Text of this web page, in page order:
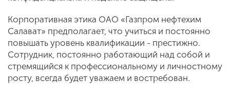
Корпоративная этика ОАО «Газпром нефтехим
Салават» предполагает, что учиться и постоянно
повышать уровень квалифи­кации - престижно.
Сотрудник, постоянно работающий над собой и
стремящийся к профессиональному и личностному
росту, всегда будет уважаем и востребован.